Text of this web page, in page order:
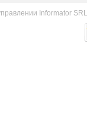
Informator SRL